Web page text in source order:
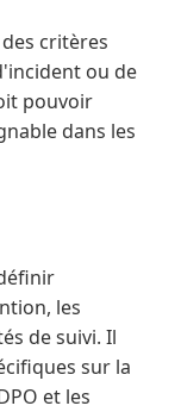
critères
ou de
pouvoir
dans les
les
de suivi. Il
sur la
et les